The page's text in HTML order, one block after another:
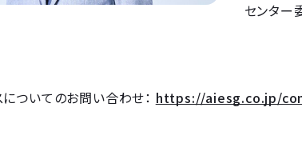
センター
ついてのお問い合わせ： https://aiesg.co.jp/